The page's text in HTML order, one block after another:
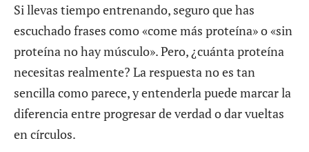
Si llevas tiempo entrenando, seguro que has
escuchado frases como «come más proteína» o «sin
proteína no hay músculo». Pero, ¿cuánta proteína
necesitas realmente? La respuesta no es tan
sencilla como parece, y entenderla puede marcar la
diferencia entre progresar de verdad o dar vueltas
en círculos.